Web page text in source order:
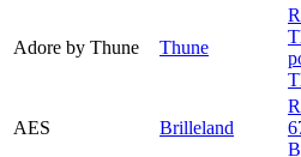
Adore by Thune Thune
AES Brilleland